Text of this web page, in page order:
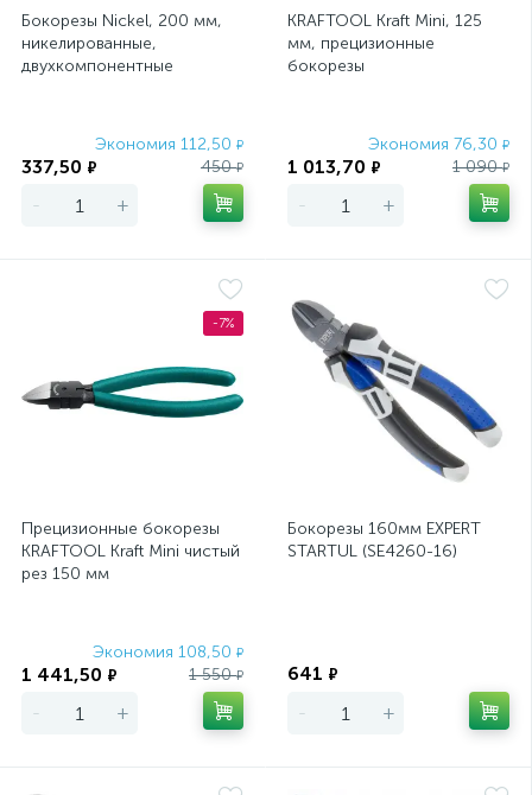
Бокорезы Nickel, 200 мм,
никелированные,
двухкомпонентные
Экономия 112,50 ₽
337,50 ₽ 450₽
- +
KRAFTOOL Kraft Mini, 125
мм, прецизионные
бокорезы
Экономия 76,30 ₽
1 013,70 ₽ 1 090₽
- +
-7%
Прецизионные бокорезы
KRAFTOOL Kraft Mini чистый
рез 150 мм
Экономия 108,50 ₽
1 441,50 ₽ 1 550₽
- +
Бокорезы 160мм EXPERT
STARTUL (SE4260-16)
641 ₽
- +